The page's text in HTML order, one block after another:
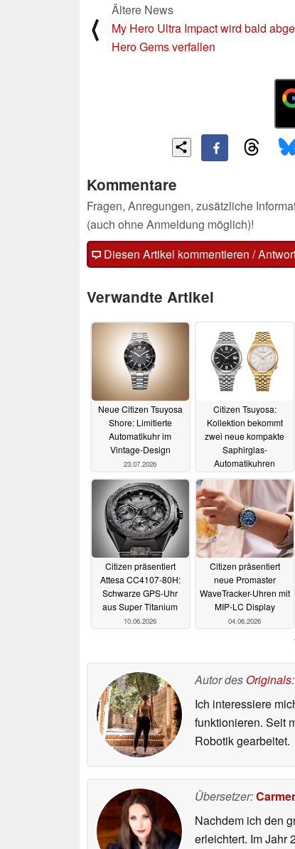
⟨
Ältere News
My Hero Ultra Impact wird bald
Hero Gems verfallen
Kommentare
Fragen, Anregungen, zusätzliche
(auch ohne Anmeldung möglich)!
Diesen Artikel kommentieren /
Verwandte Artikel
Neue Citizen Tsuyosa
Shore: Limitierte
Automatikuhr im
Vintage-Design
23.07.2026
Citizen Tsuyosa:
Kollektion bekommt
zwei neue kompakte
Saphirglas-
Automatikuhren
08.07.2026
Citizen präsentiert
Attesa CC4107-80H:
Schwarze GPS-Uhr
aus Super Titanium
10.06.2026
Citizen präsentiert
neue Promaster
WaveTracker-Uhren mit
MIP-LC Display
04.06.2026
Autor des Originals:
Ich interessiere
funktionieren. Seit
Robotik gearbeitet.
Übersetzer:
Nachdem ich den
erleichtert. Im Jahr